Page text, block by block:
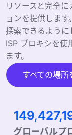
リソースと完全
ョンを提供しま
探索できるよう
ISP プロキシを使
ます。
すべての場所
グローバルプ